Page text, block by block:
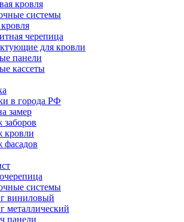
кровля
системы
черепица
для кровли
панели
кассеты
в города РФ
замер
кровли
системы
виниловый
металлический
панели